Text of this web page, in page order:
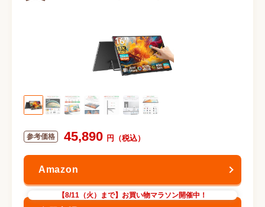
45,890
【8/11（火）まで】お買い物マラソン開催中！